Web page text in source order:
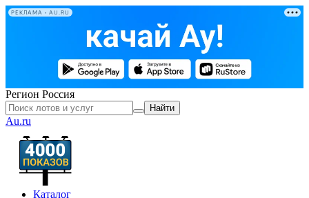
РЕКЛАМА • AU.RU
Регион Россия
Найти
Au.ru
Каталог